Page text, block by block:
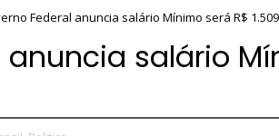
Federal anuncia salário Mínimo será R$
anuncia salário